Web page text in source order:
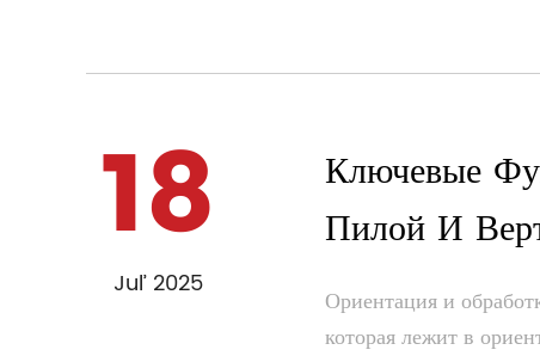
18
Jul’ 2025
Ключевые
Пилой И
Ориентация и
которая лежит в